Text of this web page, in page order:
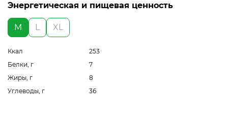
Энергетическая и пищевая ценность
M L XL
Ккал
253
Белки, г
7
Жиры, г
8
Углеводы, г
36